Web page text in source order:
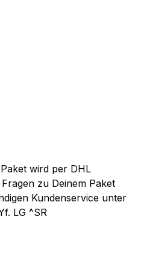
wird per DHL
zu Deinem Paket
Kundenservice unter
LG ^SR